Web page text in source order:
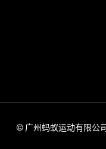
© 广州蚂蚁运动有限公